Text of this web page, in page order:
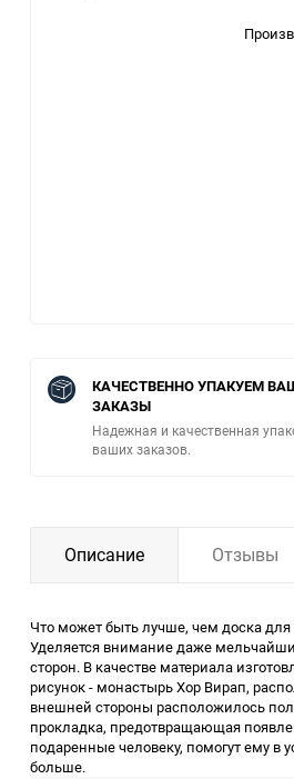
КАЧЕСТВЕННО УПАКУЕМ
ЗАКАЗЫ
Надежная и качественная
ваших заказов.
Описание Отзывы
Что может быть лучше, чем доска
Уделяется внимание даже
сторон. В качестве материала
рисунок - монастырь Хор Вирап,
внешней стороны расположилось
прокладка, предотвращающая
подаренные человеку, помогут ему в
больше.